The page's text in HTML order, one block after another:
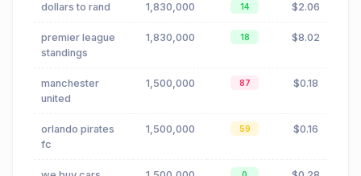
dollars to rand 1,830,000 14 $2.06
premier league
standings
1,830,000 18 $8.02
manchester
united
1,500,000 87 $0.18
orlando pirates
fc
1,500,000 59 $0.16